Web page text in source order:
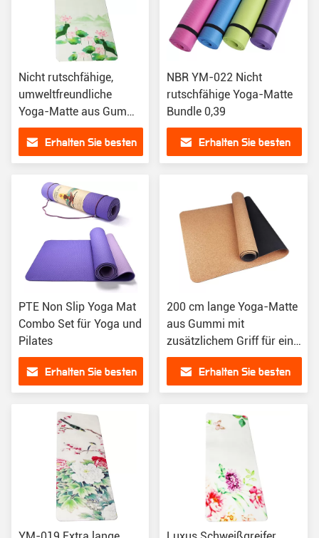
Nicht rutschfähige,
umweltfreundliche
Yoga-Matte aus Gummi
YM-007 für alle Arten
von YogaErhalten Sie besten
NBR YM-022 Nicht
rutschfähige Yoga-Matte
Bundle 0,39
Erhalten Sie besten
PTE Non Slip Yoga Mat
Combo Set für Yoga und
Pilates
Erhalten Sie besten
200 cm lange Yoga-Matte
aus Gummi mit
zusätzlichem Griff für eine
verbesserte Balance-
StabilitätErhalten Sie besten